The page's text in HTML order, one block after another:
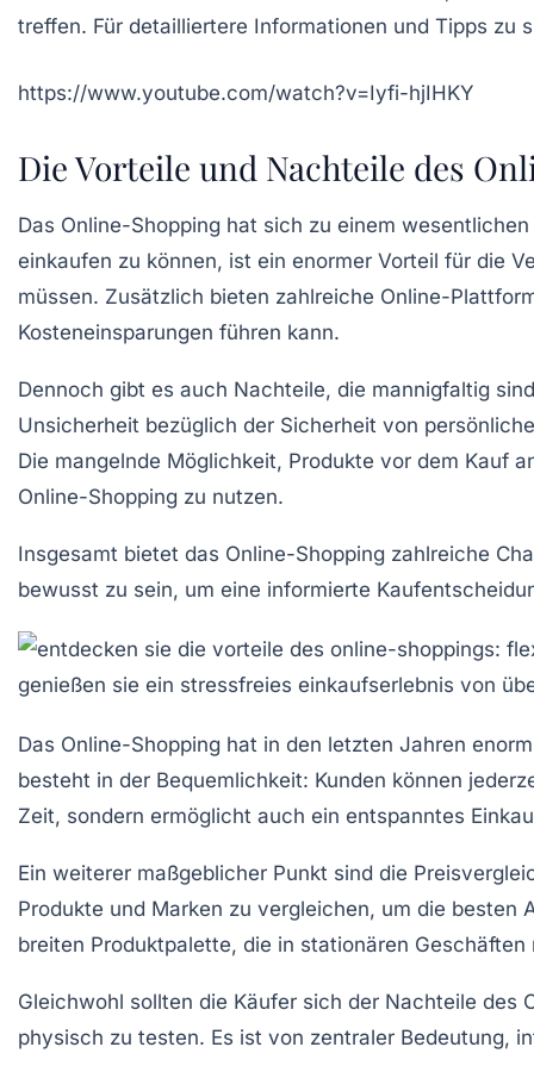
treffen. Für detailliertere Informationen und Tipps zu
https://www.youtube.com/watch?v=Iyfi-hjIHKY
Die Vorteile und Nachteile des
Das Online-Shopping hat sich zu einem
einkaufen zu können, ist ein enormer Vorteil für die
müssen. Zusätzlich bieten zahlreiche Online-
Kosteneinsparungen führen kann.
Dennoch gibt es auch Nachteile, die mannigfaltig
Unsicherheit bezüglich der Sicherheit von
Die mangelnde Möglichkeit, Produkte vor dem Kauf
Online-Shopping zu nutzen.
Insgesamt bietet das Online-Shopping zahlreiche
bewusst zu sein, um eine informierte
Das Online-Shopping hat in den letzten Jahren
besteht in der Bequemlichkeit: Kunden können
Zeit, sondern ermöglicht auch ein entspanntes
Ein weiterer maßgeblicher Punkt sind die
Produkte und Marken zu vergleichen, um die besten
breiten Produktpalette, die in stationären
Gleichwohl sollten die Käufer sich der Nachteile des
physisch zu testen. Es ist von zentraler Bedeutung,